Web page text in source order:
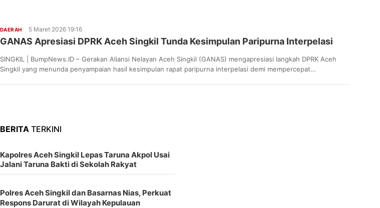
FOTO
VIDEO
DAERAH 5 Maret 2026 19:16
GANAS Apresiasi DPRK Aceh Singkil Tunda Kesimpulan Paripurna Interpelasi
SINGKIL | BumpNews.ID – Gerakan Aliansi Nelayan Aceh Singkil (GANAS) mengapresiasi langkah DPRK Aceh
Singkil yang menunda penyampaian hasil kesimpulan rapat paripurna interpelasi demi mempercepat…
BERITA TERKINI
Kapolres Aceh Singkil Lepas Taruna Akpol Usai
Jalani Taruna Bakti di Sekolah Rakyat
Polres Aceh Singkil dan Basarnas Nias, Perkuat
Respons Darurat di Wilayah Kepulauan